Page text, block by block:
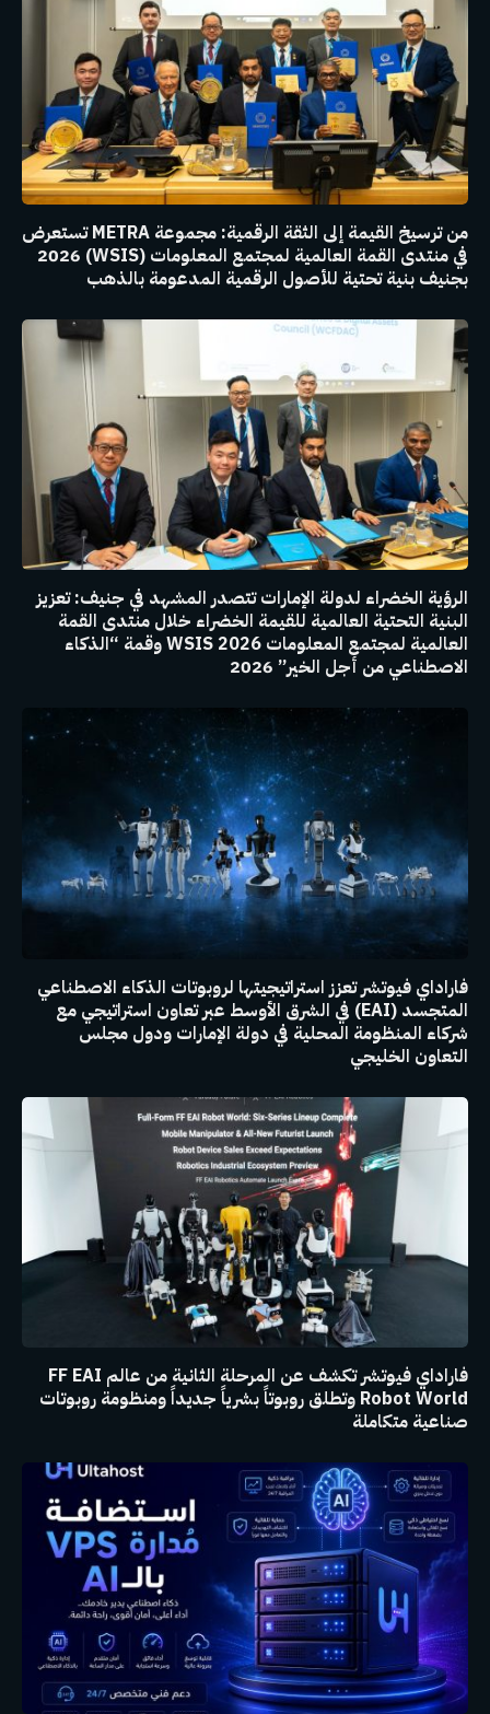
من ترسيخ القيمة إلى الثقة الرقمية: مجموعة METRA تستعرض
في منتدى القمة العالمية لمجتمع المعلومات (WSIS) 2026
بجنيف بنية تحتية للأصول الرقمية المدعومة بالذهب
الرؤية الخضراء لدولة الإمارات تتصدر المشهد في جنيف: تعزيز
البنية التحتية العالمية للقيمة الخضراء خلال منتدى القمة
العالمية لمجتمع المعلومات WSIS 2026 وقمة “الذكاء
الاصطناعي من أجل الخير” 2026
فاراداي فيوتشر تعزز استراتيجيتها لروبوتات الذكاء الاصطناعي
المتجسد (EAI) في الشرق الأوسط عبر تعاون استراتيجي مع
شركاء المنظومة المحلية في دولة الإمارات ودول مجلس
التعاون الخليجي
فاراداي فيوتشر تكشف عن المرحلة الثانية من عالم FF EAI
Robot World وتطلق روبوتاً بشرياً جديداً ومنظومة روبوتات
صناعية متكاملة